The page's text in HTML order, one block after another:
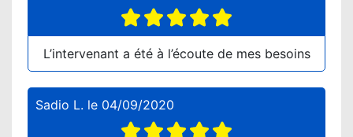
L’intervenant a été à l’écoute de mes besoins
Sadio L. le 04/09/2020